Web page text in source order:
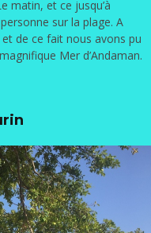
matin, et ce jusqu’à
sur la plage. A
de ce fait nous avons pu
Mer d’Andaman.